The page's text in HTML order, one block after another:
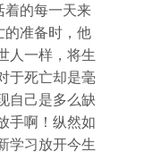
着的每一天来
的准备时，他
人一样，将生
于死亡却是毫
自己是多么缺
手啊！纵然如
学习放开今生